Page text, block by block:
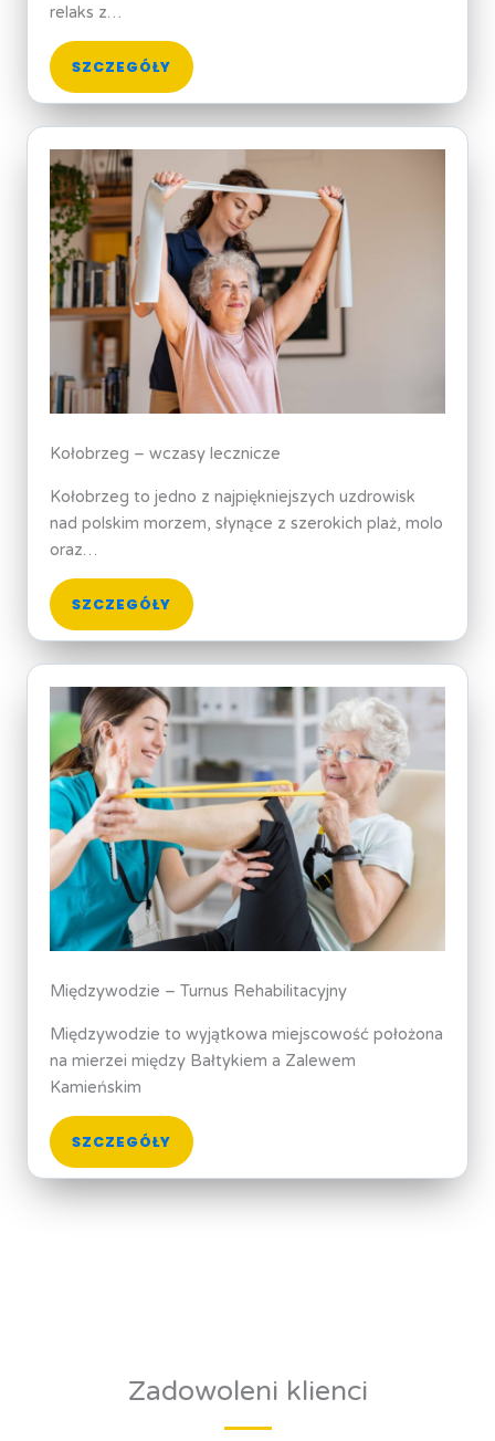
relaks z…
SZCZEGÓŁY
Kołobrzeg – wczasy lecznicze
Kołobrzeg to jedno z najpiękniejszych uzdrowisk
nad polskim morzem, słynące z szerokich plaż, molo
oraz…
SZCZEGÓŁY
Międzywodzie – Turnus Rehabilitacyjny
Międzywodzie to wyjątkowa miejscowość położona
na mierzei między Bałtykiem a Zalewem
Kamieńskim
SZCZEGÓŁY
Zadowoleni klienci